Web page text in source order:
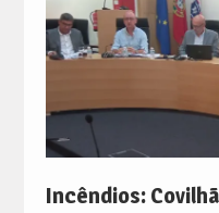
Incêndios: